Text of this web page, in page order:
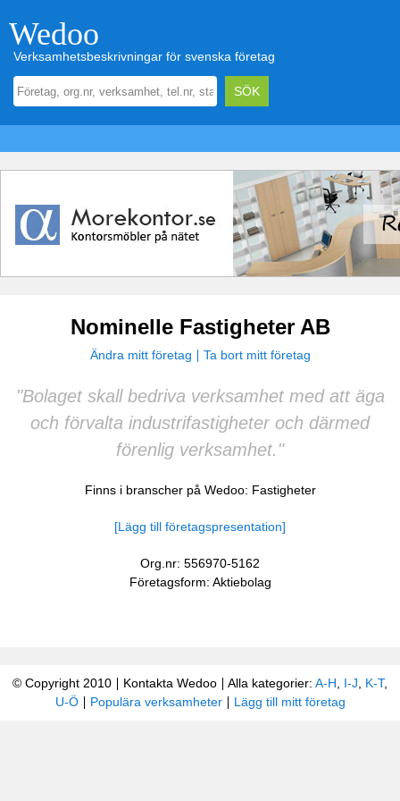
Wedoo
Verksamhetsbeskrivningar för svenska företag
Nominelle Fastigheter AB
Ändra mitt företag Ta bort mitt företag
"Bolaget skall bedriva verksamhet med att äga
och förvalta industrifastigheter och därmed
förenlig verksamhet."
Finns i branscher på Wedoo: Fastigheter
[Lägg till företagspresentation]
Org.nr: 556970-5162
Företagsform: Aktiebolag
© Copyright 2010 Kontakta Wedoo Alla kategorier: A-H I-J K-T,
U-Ö
Populära verksamheter Lägg till mitt företag